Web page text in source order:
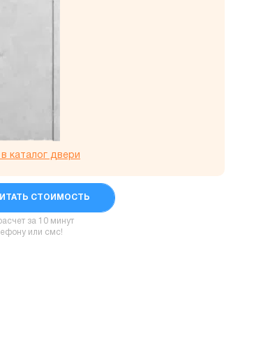
в каталог двери
СТОИМОСТЬ
за 10 минут
или смс!